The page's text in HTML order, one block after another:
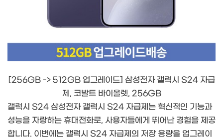
[256GB -> 512GB 업그레이드] 삼성전자 갤럭시 S24 자급
제, 코발트 바이올렛, 256GB
갤럭시 S24 삼성전자 갤럭시 S24 자급제는 혁신적인 기능과
성능을 자랑하는 휴대전화로, 사용자들에게 뛰어난 경험을 제공
합니다. 이번에는 갤럭시 S24 자급제의 저장 용량을 업그레이